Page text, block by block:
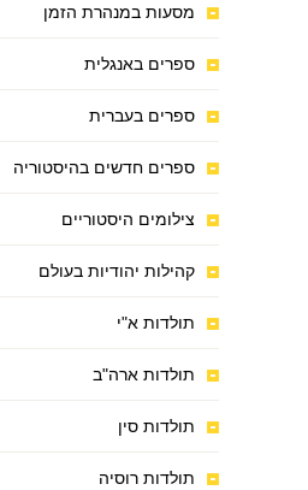
מסעות במנהרת הזמן
ספרים באנגלית
ספרים בעברית
ספרים חדשים בהיסטוריה
צילומים היסטוריים
קהילות יהודיות בעולם
תולדות א"י
תולדות ארה"ב
תולדות סין
תולדות רוסיה